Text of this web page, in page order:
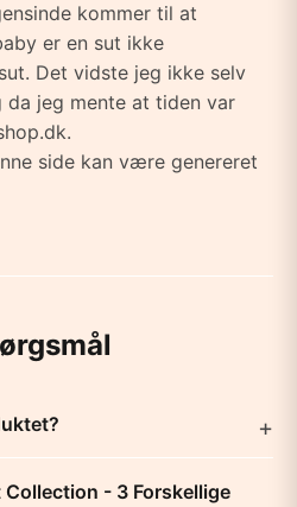
kommer til at
er en sut ikke
Det vidste jeg ikke selv
jeg mente at tiden var
side kan være genereret
- 3 Forskellige